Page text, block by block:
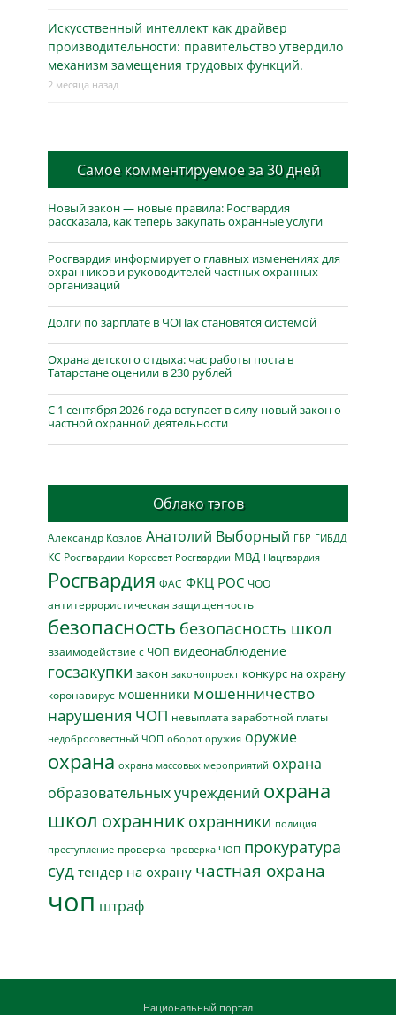
Искусственный интеллект как драйвер
производительности: правительство утвердило
механизм замещения трудовых функций.
2 месяца назад
Самое комментируемое за 30 дней
Новый закон — новые правила: Росгвардия
рассказала, как теперь закупать охранные услуги
Росгвардия информирует о главных изменениях для
охранников и руководителей частных охранных
организаций
Долги по зарплате в ЧОПах становятся системой
Охрана детского отдыха: час работы поста в
Татарстане оценили в 230 рублей
С 1 сентября 2026 года вступает в силу новый закон о
частной охранной деятельности
Облако тэгов
Александр Козлов Анатолий Выборный ГБР ГИБДД
КС Росгвардии Корсовет Росгвардии МВД Нацгвардия
Росгвардия ФАС ФКЦ РОС ЧОО
антитеррористическая защищенность
безопасность безопасность школ
взаимодействие с ЧОП видеонаблюдение
госзакупки закон законопроект конкурс на охрану
коронавирус мошенники мошенничество
нарушения ЧОП невыплата заработной платы
недобросовестный ЧОП оборот оружия оружие
охрана охрана массовых мероприятий охрана
образовательных учреждений охрана
школ охранник охранники полиция
преступление проверка проверка ЧОП прокуратура
суд тендер на охрану частная охрана
чоп штраф
Национальный портал